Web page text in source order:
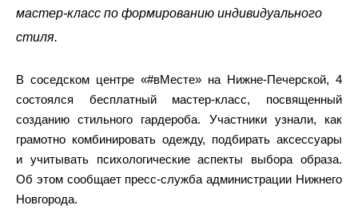
мастер-класс по формированию индивидуального
стиля.
В соседском центре «#вМесте» на Нижне-Печерской, 4
состоялся бесплатный мастер-класс, посвященный
созданию стильного гардероба. Участники узнали, как
грамотно комбинировать одежду, подбирать аксессуары
и учитывать психологические аспекты выбора образа.
Об этом сообщает пресс-служба администрации Нижнего
Новгорода.